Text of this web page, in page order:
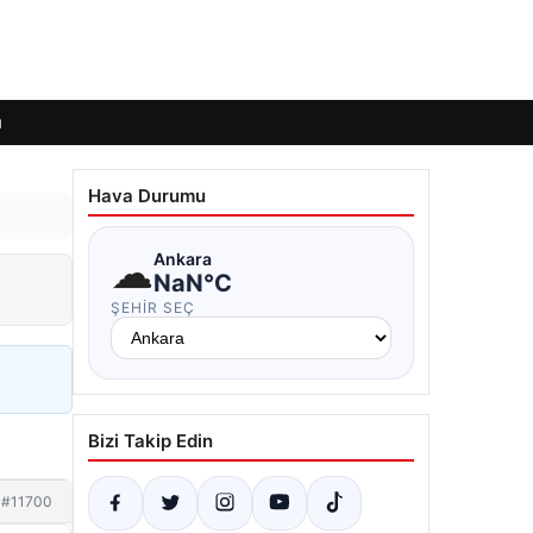
#11700
Hava Durumu
☁Ankara
NaN°C
ŞEHIR SEÇ
Bizi Takip Edin